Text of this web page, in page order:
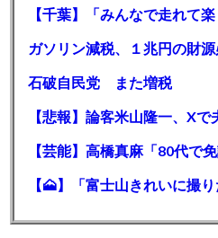
石破自民党 また増税